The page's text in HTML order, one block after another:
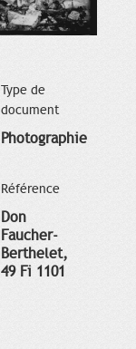
Type de
document
Photographie
Référence
Don
Faucher-
Berthelet,
49 Fi 1101